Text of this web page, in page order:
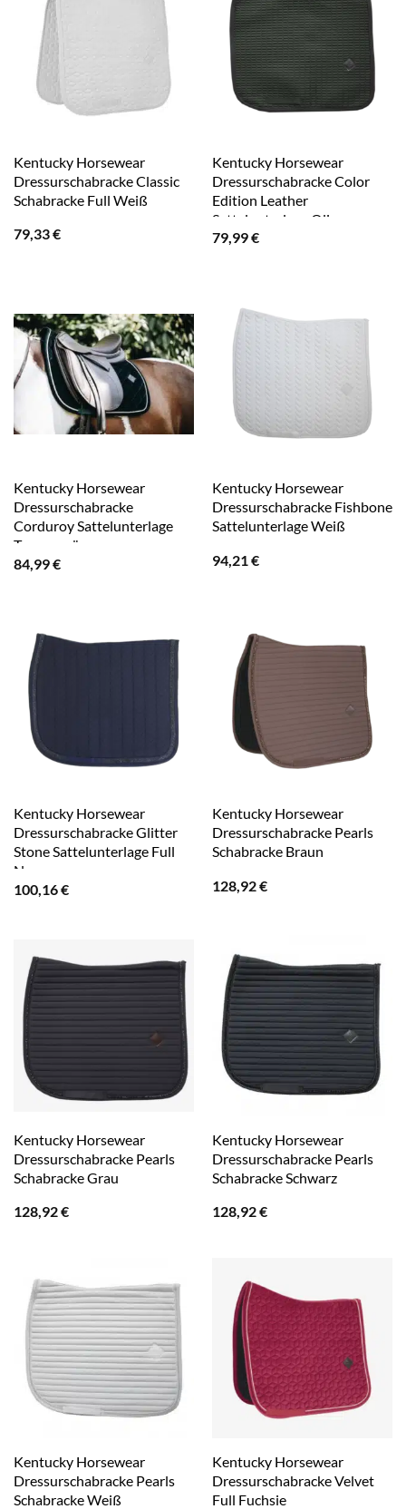
Kentucky Horsewear
Dressurschabracke Classic
Schabracke Full Weiß
79,33€
Kentucky Horsewear
Dressurschabracke Color
Edition Leather
Sattelunterlage Olive
79,99€
Kentucky Horsewear
Dressurschabracke
Corduroy Sattelunterlage
Tannengrün
84,99€
Kentucky Horsewear
Dressurschabracke Fishbone
Sattelunterlage Weiß
94,21 €
Kentucky Horsewear
Dressurschabracke Glitter
Stone Sattelunterlage Full
Navy
100,16€
Kentucky Horsewear
Dressurschabracke Pearls
Schabracke Braun
128,92€
Kentucky Horsewear
Dressurschabracke Pearls
Schabracke Grau
128,92€
Kentucky Horsewear
Dressurschabracke Pearls
Schabracke Schwarz
128,92€
Kentucky Horsewear
Dressurschabracke Pearls
Schabracke Weiß
Kentucky Horsewear
Dressurschabracke Velvet
Full Fuchsie